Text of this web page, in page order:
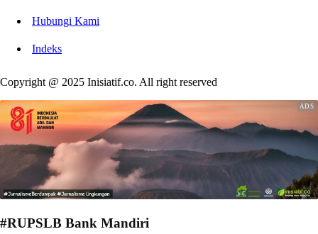
Hubungi Kami
Indeks
Copyright @ 2025 Inisiatif.co. All right reserved
#RUPSLB Bank Mandiri